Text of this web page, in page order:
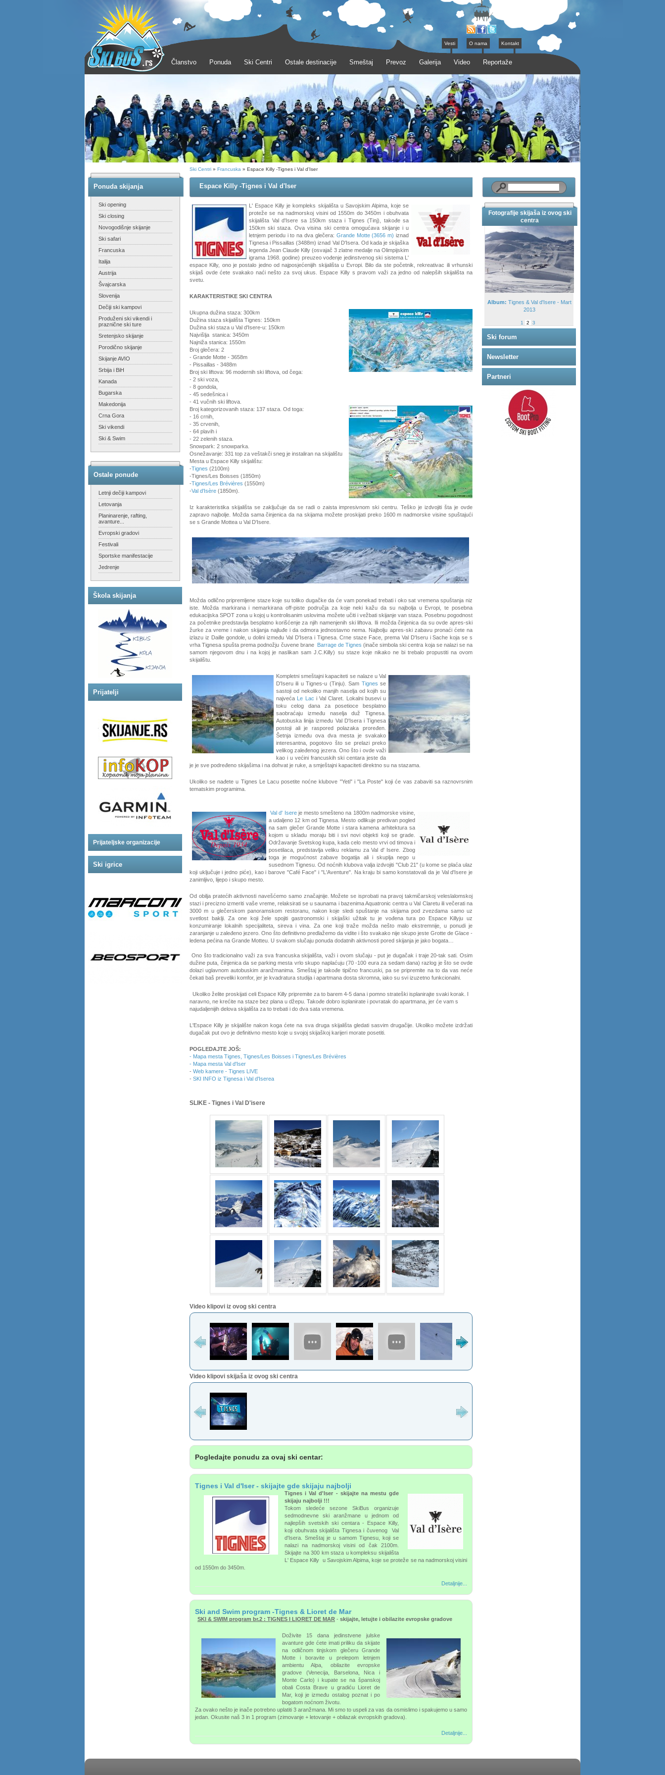
Vesti O nama Kontakt
Članstvo Ponuda Ski Centri Ostale destinacije Smeštaj Prevoz Galerija Video Reportaže
Ponuda skijanja
Ski opening
Ski closing
Novogodišnje skijanje
Ski safari
Francuska
Italija
Austrija
Švajcarska
Slovenija
Dečiji ski kampovi
Produženi ski vikendi i
praznične ski ture
Sretenjsko skijanje
Porodično skijanje
Skijanje AVIO
Srbija i BiH
Kanada
Bugarska
Makedonija
Crna Gora
Ski vikendi
Ski & Swim
Ostale ponude
Letnji dečiji kampovi
Letovanja
Planinarenje, rafting,
avanture...
Evropski gradovi
Festivali
Sportske manifestacije
Jedrenje
Škola skijanja
Prijatelji
Prijateljske organizacije
Ski igrice
Ski Centri » Francuska » Espace Killy -Tignes i Val d'Iser
Espace Killy -Tignes i Val d'Iser
L' Espace Killy je kompleks skijališta u Savojskim Alpima, koje se
proteže se na nadmorskoj visini od 1550m do 3450m i obuhvata
skijališta Val d'Isere sa 150km staza i Tignes (Tinj), takođe sa
150km ski staza. Ova visina ski centra omogućava skijanje i u
letnjem periodu i to na dva glečera: Grande Motte (3656 m) iznad
Tignesa i Pissaillas (3488m) iznad Val D'Isera. Od kada je skijaška
legenda Jean Claude Killy (osvajač 3 zlatne medalje na Olimpijskim
igrama 1968. godine) preuzeo vođenje jedinstvenog ski sistema L'
espace Killy, ono je postalo jedno od najposjećenijih skijališta u Evropi. Bilo da ste početnik, rekreativac ili vrhunski
skijaš ovde ćete svakako naći nešto za svoj ukus. Espace Killy s pravom važi za jedno od nalepših skijališta na
svetu.
KARAKTERISTIKE SKI CENTRA
Ukupna dužina staza: 300km
Dužina staza skijališta Tignes: 150km
Dužina ski staza u Val d'Isere-u: 150km
Najvišlja stanica: 3450m
Najniža stanica: 1550m
Broj glečera: 2
- Grande Motte - 3658m
- Pissaillas - 3488m
Broj ski liftova: 96 modernih ski liftova, od čega:
- 2 ski voza,
- 8 gondola,
- 45 sedešnica i
- 41 vučnih ski liftova.
Broj kategorizovanih staza: 137 staza. Od toga:
- 16 crnih,
- 35 crvenih,
- 64 plavih i
- 22 zelenih staza.
Snowpark: 2 snowparka.
Osnežavanje: 331 top za veštakči sneg je instaliran na skijalištu
Mesta u Espace Killy skijalištu:
-Tignes (2100m)
-Tignes/Les Boisses (1850m)
-Tignes/Les Brévières (1550m)
-Val d'Isère (1850m).
Iz karakteristika skijališta se zaključuje da se radi o zaista impresivnom ski centru. Teško je izdvojiti šta je ovde
zapravo najbolje. Možda sama činjenica da na skijama možete proskijati preko 1600 m nadmorske visine spuštajući
se s Grande Mottea u Val D'Isere.
Možda odlično pripremljene staze koje su toliko dugačke da će vam ponekad trebati i oko sat vremena spuštanja niz
iste. Možda markirana i nemarkirana off-piste područja za koje neki kažu da su najbolja u Evropi, te posebna
edukacijska SPOT zona u kojoj u kontrolisanim uslovima možete učiti i vežbati skijanje van staza. Posebnu pogodnost
za početnike predstavlja besplatno korišćenje za njih namenjenih ski liftova. Ili možda činjenica da su ovde apres-ski
žurke za vreme i nakon skijanja najluđe i da odmora jednostavno nema. Najbolju apres-ski zabavu pronaći ćete na
izlazu iz Daille gondole, u dolini između Val D'Isera i Tignesa. Crne staze Face, prema Val D'Iseru i Sache koja se s
vrha Tignesa spušta prema podnožju čuvene brane Barrage de Tignes (inače simbola ski centra koja se nalazi se na
samom njegovom dnu i na kojoj je naslikan sam J.C.Killy) su staze koje nikako ne bi trebalo propustiti na ovom
skijalištu.
Kompletni smeštajni kapaciteti se nalaze u Val
D'Iseru ili u Tignes-u (Tinju). Sam Tignes se
sastoji od nekoliko manjih naselja od kojih su
najveća Le Lac i Val Claret. Lokalni busevi u
toku celog dana za posetioce besplatno
saobraćaju između naselja duž Tignesa.
Autobuska linija između Val D'Isera i Tignesa
postoji ali je raspored polazaka proređen.
Šetnja između ova dva mesta je svakako
interesantna, pogotovo što se prelazi preko
velikog zaleđenog jezera. Ono što i ovde važi
kao i u većini francuskih ski centara jeste da
je je sve podređeno skijašima i na dohvat je ruke, a smještajni kapaciteti direktno su na stazama.
Ukoliko se nađete u Tignes Le Lacu posetite noćne klubove "Yeti" i "La Poste" koji će vas zabaviti sa raznovrsnim
tematskim programima.
Val d' Isereje mesto smešteno na 1800m nadmorske visine,
a udaljeno 12 km od Tignesa. Mesto odlikuje predivan pogled
na sam glečer Grande Motte i stara kamena arhitektura sa
kojom u skladu moraju biti i svi novi objekti koji se grade.
Održavanje Svetskog kupa, kada celo mesto vrvi od timova i
posetilaca, predstavlja veliku reklamu za Val d' Isere. Zbog
toga je mogućnost zabave bogatija ali i skuplja nego u
susednom Tignesu. Od noćnih klubova valja izdvojiti "Club 21" (u kome se plaća ulaz
koji uključuje i jedno piće), kao i barove "Café Face" i "L'Aventure". Na kraju bi samo konstatovali da je Val d'Isere je
zanimljivo, lijepo i skupo mesto.
Od obilja pratećih aktivnosti navešćemo samo značajnije. Možete se isprobati na pravoj takmičarskoj veleslalomskoj
stazi i precizno izmeriti vaše vreme, relaksirati se u saunama i bazenima Aquatronic centra u Val Claretu ili večerati na
3000 m u glečerskom panoramskom restoranu, nakon koje sledi spuštanje na skijama pod zvezdama samo uz
svetlost baklji. Za one koji žele spojiti gastronomski i skijaški užitak tu je vođena tura po Espace Killyju uz
konzumiranje lokalnih specijaliteta, sireva i vina. Za one koji traže možda nešto malo ekstremnije, u ponudi je
zaranjanje u zaleđeno jezero. Ono što definitivno predlažemo da vidite i što svakako nije skupo jeste Grotte de Glace -
ledena pećina na Grande Motteu. U svakom slučaju ponuda dodatnih aktivnosti pored skijanja je jako bogata…
Ono što tradicionalno važi za sva francuska skijališta, važi i ovom slučaju - put je dugačak i traje 20-tak sati. Osim
dužine puta, činjenica da se parking mesta vrlo skupo naplaćuju (70 -100 eura za sedam dana) razlog je što se ovde
dolazi uglavnom autobuskim aranžmanima. Smeštaj je takođe tipično francuski, pa se pripremite na to da vas neće
čekati baš preveliki komfor, jer je kvadratura studija i apartmana dosta skromna, iako su svi izuzetno funkcionalni.
Ukoliko želite proskijati celi Espace Killy pripremite za to barem 4-5 dana i pomno strateški isplanirajte svaki korak. I
naravno, ne krećite na staze bez plana u džepu. Takođe dobro isplanirate i povratak do apartmana, jer će vam s
najudaljenijih delova skijališta za to trebati i do dva sata vremena.
L'Espace Killy je skijalište nakon koga ćete na sva druga skijališta gledati sasvim drugačije. Ukoliko možete izdržati
dugačak put ovo je definitivno mesto koje u svojoj skijaškoj karijeri morate posetiti.
POGLEDAJTE JOŠ:
- Mapa mesta Tignes, Tignes/Les Boisses i Tignes/Les Brévières
- Mapa mesta Val d'Iser
- Web kamere - Tignes LIVE
- SKI INFO iz Tignesa i Val d'Iserea
SLIKE - Tignes i Val D'isere
Video klipovi iz ovog ski centra
Video klipovi skijaša iz ovog ski centra
Pogledajte ponudu za ovaj ski centar:
Tignes i Val d'Iser - skijajte gde skijaju najbolji
Tignes iVal d'Iser - skijajte na mestu gde
skijaju najbolji !!!
Tokom sledeće sezone SkiBus organizuje
sedmodnevne ski aranžmane u jednom od
najlepših svetskih ski centara - Espace Killy,
koji obuhvata skijališta Tignesa i čuvenog Val
d'Isera. Smeštaj je u samom Tignesu, koji se
nalazi na nadmorskoj visini od čak 2100m.
Skijajte na 300 km staza u kompleksu skijališta
L' Espace Killy u Savojskim Alpima, koje se proteže se na nadmorskoj visini
od 1550m do 3450m.
Detaljnije...
Ski and Swim program -Tignes & Lioret de Mar
SKI & SWIM program br.2 : TIGNES I LIORET DE MAR - skijajte, letujte i obilazite evropske gradove
Doživite 15 dana jedinstvene julske
avanture gde ćete imati priliku da skijate
na odličnom tinjskom glečeru Grande
Motte i boravite u prelepom letnjem
ambientu Alpa, obilazite evropske
gradove (Venecija, Barselona, Nica i
Monte Carlo) i kupate se na španskoj
obali Costa Brave u gradiću Lioret de
Mar, koji je između ostalog poznat i po
bogatom noćnom životu.
Za ovako nešto je inače potrebno uplatiti 3 aranžmana. Mi smo to uspeli za vas da osmislimo i spakujemo u samo
jedan. Okusite naš 3 in 1 program (zimovanje + letovanje + obilazak evropskih gradova).
Detaljnije...
Fotografije skijaša iz ovog ski
centra
Album: Tignes & Val d'Isere - Mart
2013
1 2 3
Ski forum
Newsletter
Partneri